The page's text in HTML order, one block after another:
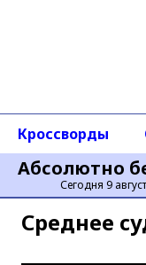
Абсолютно
Сегодня 9
Кроссворды
Среднее